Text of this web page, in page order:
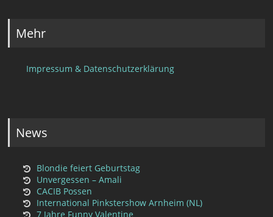
Mehr
Impressum & Datenschutzerklärung
News
Blondie feiert Geburtstag
Unvergessen – Amali
CACIB Possen
International Pinkstershow Arnheim (NL)
7 Jahre Funny Valentine